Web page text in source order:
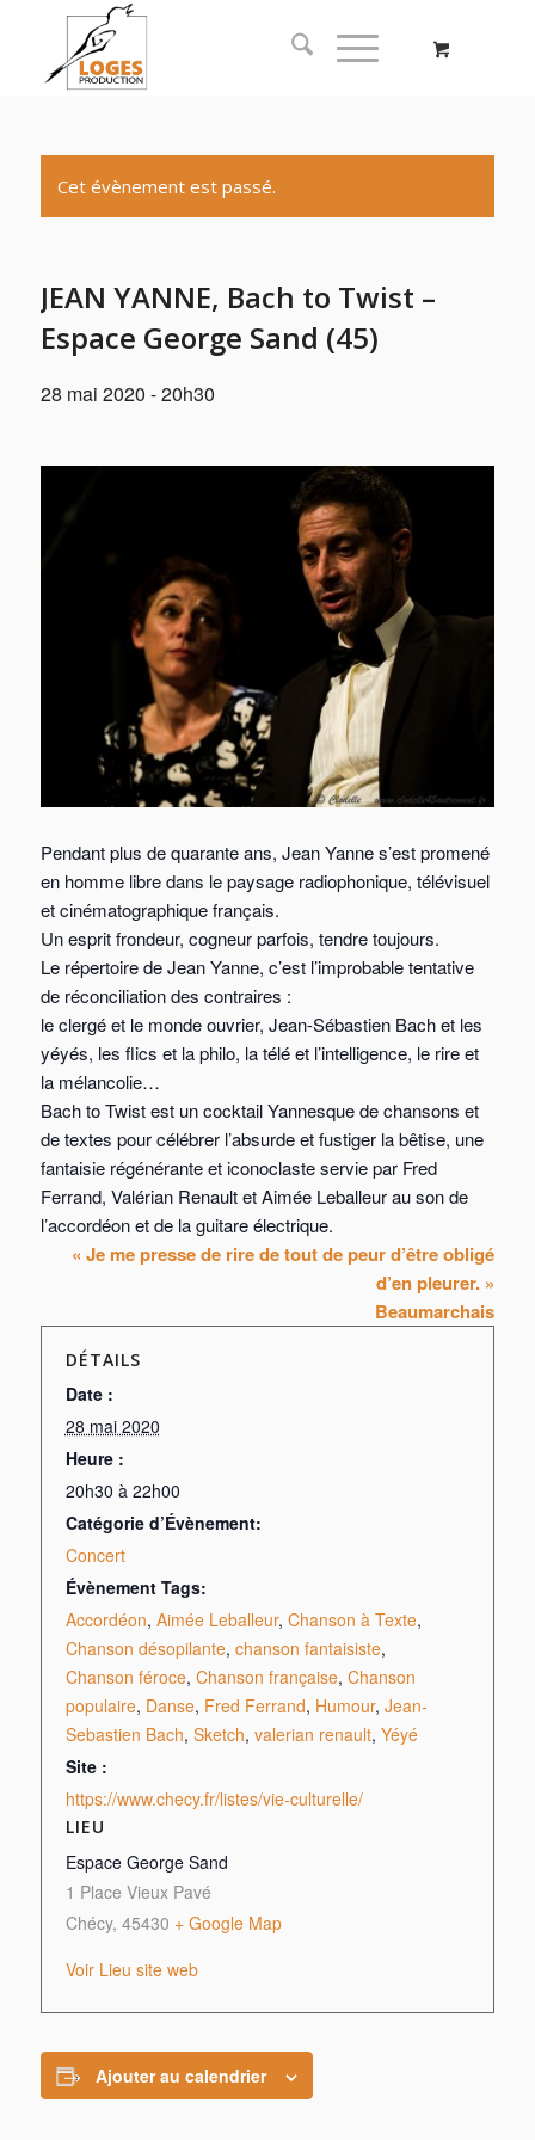
Cet évènement est passé.
JEAN YANNE, Bach to Twist –
Espace George Sand (45)
28 mai 2020 - 20h30
Pendant plus de quarante ans, Jean Yanne s’est promené
en homme libre dans le paysage radiophonique, télévisuel
et cinématographique français.
Un esprit frondeur, cogneur parfois, tendre toujours.
Le répertoire de Jean Yanne, c’est l’improbable tentative
de réconciliation des contraires :
le clergé et le monde ouvrier, Jean-Sébastien Bach et les
yéyés, les flics et la philo, la télé et l’intelligence, le rire et
la mélancolie…
Bach to Twistest un cocktail Yannesque de chansons et
de textes pour célébrer l’absurde et fustiger la bêtise, une
fantaisie régénérante et iconoclaste servie par Fred
Ferrand, Valérian Renault et Aimée Leballeur au son de
l’accordéon et de la guitare électrique.
« Je me presse de rire de tout de peur d’être obligé
d’en pleurer. »
Beaumarchais
DÉTAILS
Date :
28 mai 2020
Heure :
20h30 à 22h00
Catégorie d’Évènement:
Concert
Évènement Tags:
Accordéon, Aimée Leballeur, Chanson à Texte,
Chanson désopilante, chanson fantaisiste,
Chanson féroce, Chanson française, Chanson
populaire, Danse, Fred Ferrand, Humour, Jean-
Sebastien Bach, Sketch, valerian renault, Yéyé
Site :
https://www.checy.fr/listes/vie-culturelle/
LIEU
Espace George Sand
1 Place Vieux Pavé
Chécy, 45430 + Google Map
Voir Lieu site web
Ajouter au calendrier